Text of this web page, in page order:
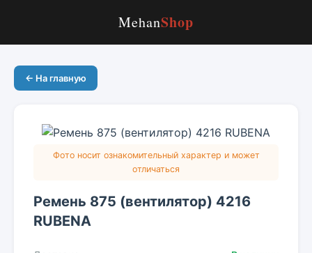
MehanShop
← На главную
Фото носит ознакомительный характер и может
отличаться
Ремень 875 (вентилятор) 4216
RUBENA